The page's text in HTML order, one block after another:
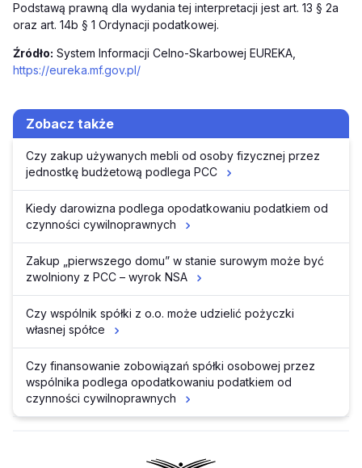
Podstawą prawną dla wydania tej interpretacji jest art. 13 § 2a
oraz art. 14b § 1 Ordynacji podatkowej.
Źródło: System Informacji Celno-Skarbowej EUREKA,
https://eureka.mf.gov.pl/
Zobacz także
Czy zakup używanych mebli od osoby fizycznej przez
jednostkę budżetową podlega PCC
Kiedy darowizna podlega opodatkowaniu podatkiem od
czynności cywilnoprawnych
Zakup „pierwszego domu” w stanie surowym może być
zwolniony z PCC – wyrok NSA
Czy wspólnik spółki z o.o. może udzielić pożyczki
własnej spółce
Czy finansowanie zobowiązań spółki osobowej przez
wspólnika podlega opodatkowaniu podatkiem od
czynności cywilnoprawnych